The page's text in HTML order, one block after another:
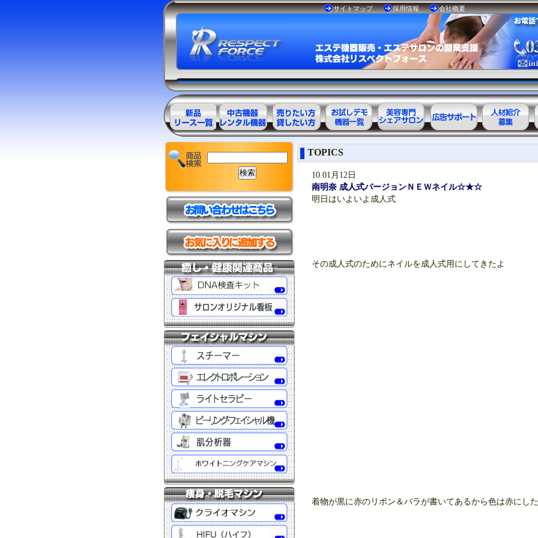
サイトマップ 採用情報 会社概要
エステ美容用
品製品一覧
エステ美容用
品アウトレッ
ト商品一覧
エステ美容用
品レンタル可
能商品一覧
お試しデモ可
能機器一覧
美容専門
美容業界の広 美容業界の人
TOPICS
10.01月12日
南明奈 成人式バージョンＮＥＷネイル☆★☆
明日はいよいよ成人式
その成人式のためにネイルを成人式用にしてきたよ
着物が黒に赤のリボン＆バラが書いてあるから色は赤にし